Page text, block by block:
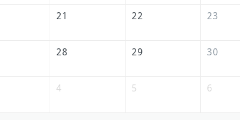
21 22 23
28 29 30
4 5 6